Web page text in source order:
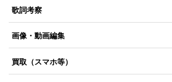
歌詞考察
画像・動画編集
買取（スマホ等）